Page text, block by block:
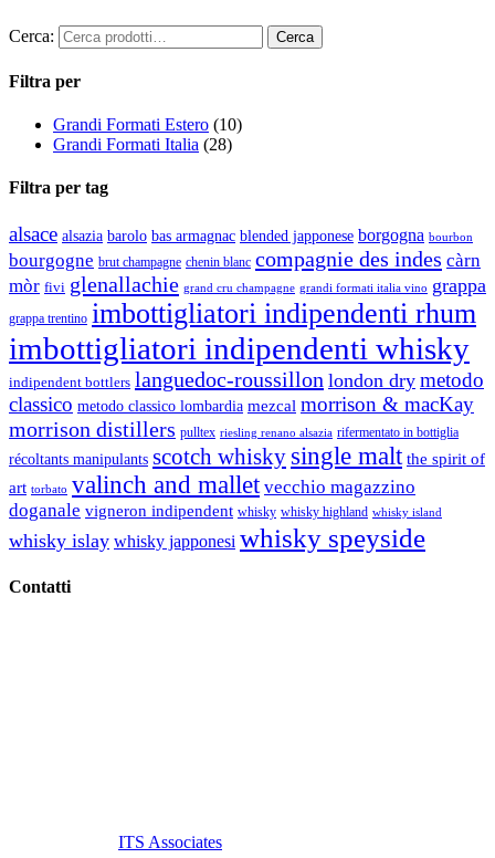
Cerca:
Filtra per
Grandi Formati Estero (10)
Grandi Formati Italia (28)
Filtra per tag
alsace alsazia barolo bas armagnac blended japponese borgogna bourbon
bourgogne brut champagne chenin blanc compagnie des indes càrn
mòr fivi glenallachie grand cru champagne grandi formati italia vino grappa
grappa trentino imbottigliatori indipendenti rhum
imbottigliatori indipendenti whisky
indipendent bottlers languedoc-roussillon london dry metodo
classico metodo classico lombardia mezcal morrison & macKay
morrison distillers pulltex riesling renano alsazia rifermentato in bottiglia
récoltants manipulants scotch whisky single malt the spirit of
art torbato valinch and mallet vecchio magazzino
doganale vigneron indipendent whisky whisky highland whisky island
whisky islay whisky japponesi whisky speyside
Contatti
ITS Associates